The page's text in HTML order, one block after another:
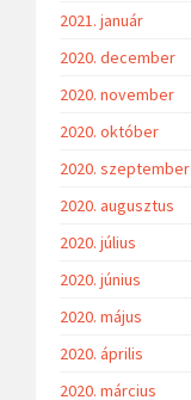
2021. január
2020. december
2020. november
2020. október
2020. szeptember
2020. augusztus
2020. július
2020. június
2020. május
2020. április
2020. március